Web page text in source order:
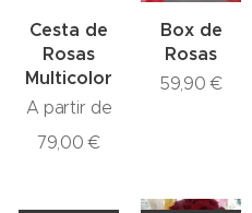
Cesta de
Rosas
Multicolor
A partir de
79,00 €
Box de
Rosas
59,90 €